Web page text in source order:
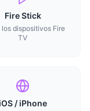
Fire Stick
los dispositivos Fire
TV
iOS / iPhone